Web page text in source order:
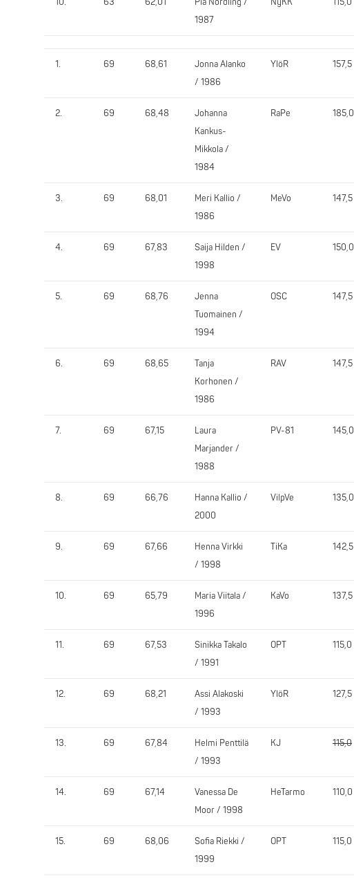
1987
1. 69 68,61
Jonna Alanko
/ 1986
YlöR 157,5
2. 69 68,48
Johanna
Kankus-
Mikkola /
1984
RaPe 185,0
3. 69 68,01
Meri Kallio /
1986
MeVo 147,5
4. 69 67,83
Saija Hilden /
1998
EV 150,0
5. 69 68,76
Jenna
Tuomainen /
1994
OSC 147,5
6. 69 68,65
Tanja
Korhonen /
1986
RAV 147,5
7. 69 67,15
Laura
Marjander /
1988
PV-81 145,0
8. 69 66,76
Hanna Kallio /
2000
VilpVe 135,0
9. 69 67,66
Henna Virkki
/ 1998
TiKa 142,5
10. 69 65,79
Maria Viitala /
1996
KaVo 137,5
11. 69 67,53
Sinikka Takalo
/ 1991
OPT 115,0
12. 69 68,21
Assi Alakoski
/ 1993
YlöR 127,5
13. 69 67,84
Helmi Penttilä
/ 1993
KJ 115,0
14. 69 67,14
Vanessa De
Moor / 1998
HeTarmo 110,0
15. 69 68,06
Sofia Riekki /
1999
OPT 115,0